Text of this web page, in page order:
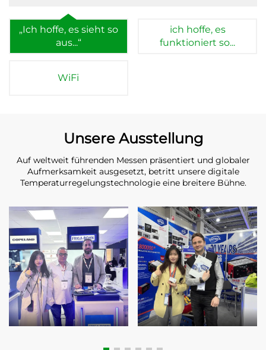
„Ich hoffe, es sieht so
aus...“
ich hoffe, es
funktioniert so...
WiFi
Unsere Ausstellung
Auf weltweit führenden Messen präsentiert und globaler
Aufmerksamkeit ausgesetzt, betritt unsere digitale
Temperaturregelungstechnologie eine breitere Bühne.